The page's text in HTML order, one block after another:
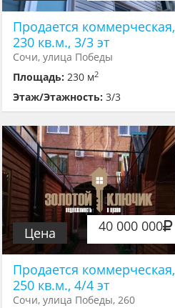
Продается коммерческая,
230 кв.м., 3/3 эт
Сочи, улица Победы
Площадь: 230 м2
Этаж/Этажность: 3/3
40 000 000
Цена
Продается коммерческая,
250 кв.м., 4/4 эт
Сочи, улица Победы, 260